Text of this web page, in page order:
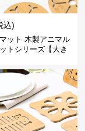
込)
ット 木製アニマル
トシリーズ【大き